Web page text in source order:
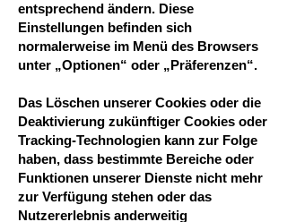
entsprechend ändern. Diese
Einstellungen befinden sich
normalerweise im Menü des Browsers
unter „Optionen“ oder „Präferenzen“.
Das Löschen unserer Cookies oder die
Deaktivierung zukünftiger Cookies oder
Tracking-Technologien kann zur Folge
haben, dass bestimmte Bereiche oder
Funktionen unserer Dienste nicht mehr
zur Verfügung stehen oder das
Nutzererlebnis anderweitig